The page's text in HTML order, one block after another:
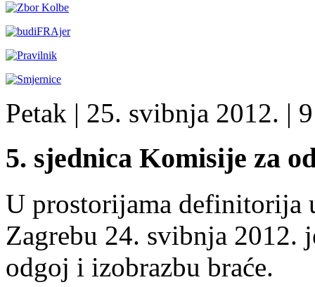
Petak | 25. svibnja 2012. |
5. sjednica Komisije za
U prostorijama definitorija
Zagrebu 24. svibnja 2012.
odgoj i izobrazbu braće.